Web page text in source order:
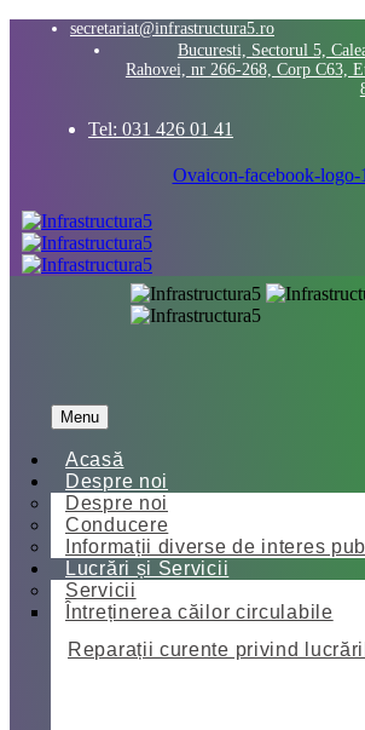
secretariat@infrastructura5.ro
Bucuresti, Sectorul 5,
Rahovei, nr 266-268, Corp C63,
Tel: 031 426 01 41
Ovaicon-facebook-logo-1
Menu
Acasă
Despre noi
Despre noi
Conducere
Informații diverse de interes
Lucrări și Servicii
Servicii
Întreținerea căilor circulabile
Reparații curente privind